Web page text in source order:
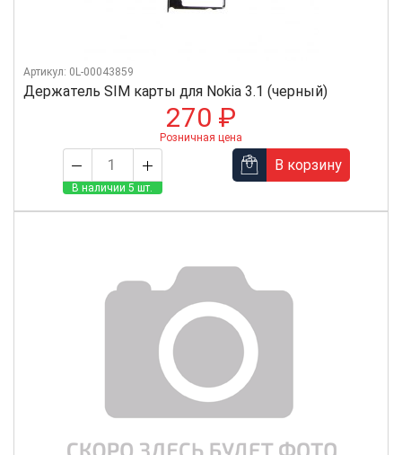
Держатель SIM карты для Nokia 3.1 (черный)
Артикул: 0L-00043859
270 ₽
Розничная цена
В наличии 5 шт.
В корзину